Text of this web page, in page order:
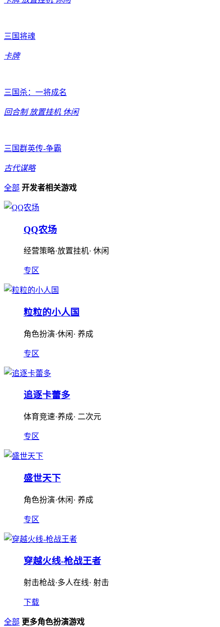
三国将魂
卡牌
三国杀：一将成名
回合制 放置挂机 休闲
三国群英传-争霸
古代谋略
全部 开发者相关游戏
QQ农场
经营策略·放置挂机· 休闲
专区
粒粒的小人国
角色扮演·休闲· 养成
专区
追逐卡蕾多
体育竞速·养成· 二次元
专区
盛世天下
角色扮演·休闲· 养成
专区
穿越火线-枪战王者
射击枪战·多人在线· 射击
下载
全部 更多角色扮演游戏